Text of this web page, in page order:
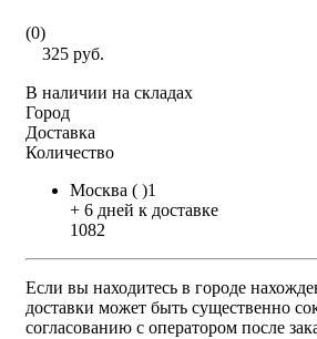
(0)
325 руб.
В наличии на складах
Город
Доставка
Количество
Москва ( )1
+ 6 дней к доставке
1082
Если вы находитесь в городе
доставки может быть существенно
согласованию с оператором после